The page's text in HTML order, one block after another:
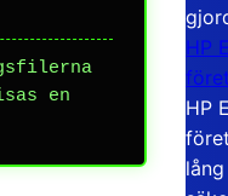
en
HP
HP